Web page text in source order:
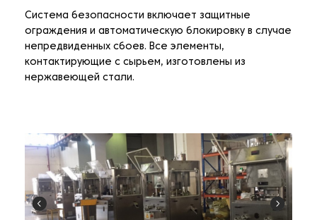
Система безопасности включает защитные
ограждения и автоматическую блокировку в случае
непредвиденных сбоев. Все элементы,
контактирующие с сырьем, изготовлены из
нержавеющей стали.